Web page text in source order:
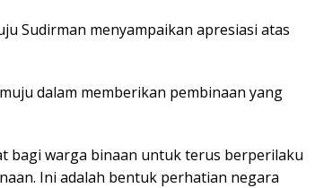
Sudirman menyampaikan apresiasi atas
dalam memberikan pembinaan yang
bagi warga binaan untuk terus berperilaku
Ini adalah bentuk perhatian negara